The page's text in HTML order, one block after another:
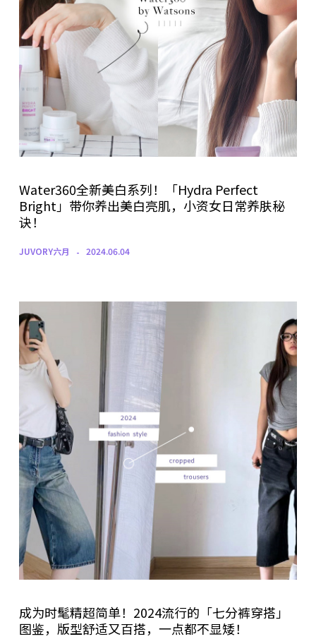
Water360全新美白系列！「Hydra Perfect
Bright」带你养出美白亮肌，小资女日常养肤秘
诀！
JUVORY六月 2024.06.04
成为时髦精超简单！2024流行的「七分裤穿搭」
图鉴，版型舒适又百搭，一点都不显矮！